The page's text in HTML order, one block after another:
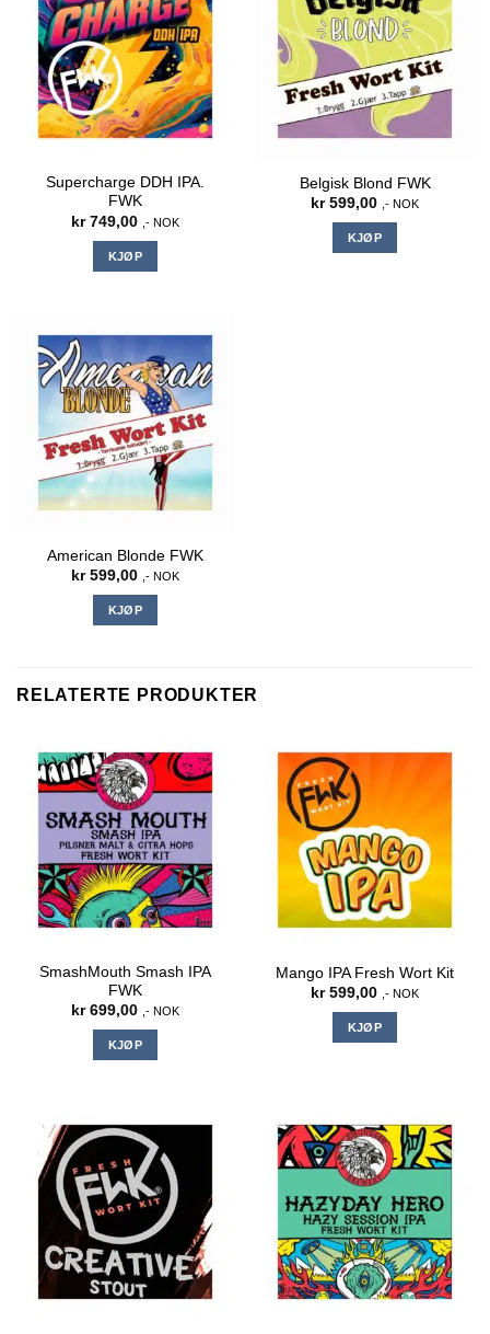
Supercharge DDH IPA.
FWK
kr749,00 ,- NOK
KJØP
Belgisk Blond FWK
kr599,00 ,- NOK
KJØP
American Blonde FWK
kr599,00 ,- NOK
KJØP
RELATERTE PRODUKTER
SmashMouth Smash IPA
FWK
kr699,00 ,- NOK
KJØP
Mango IPA Fresh Wort Kit
kr599,00 ,- NOK
KJØP